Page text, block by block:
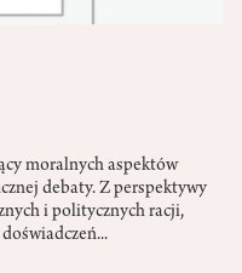
moralnych aspektów
debaty. Z perspektywy
i politycznych racji,